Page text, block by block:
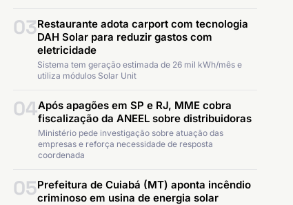
03Restaurante adota carport com tecnologia
DAH Solar para reduzir gastos com
eletricidade
Sistema tem geração estimada de 26 mil kWh/mês e
utiliza módulos Solar Unit
04Após apagões em SP e RJ, MME cobra
fiscalização da ANEEL sobre distribuidoras
Ministério pede investigação sobre atuação das
empresas e reforça necessidade de resposta
coordenada
05Prefeitura de Cuiabá (MT) aponta incêndio
criminoso em usina de energia solar